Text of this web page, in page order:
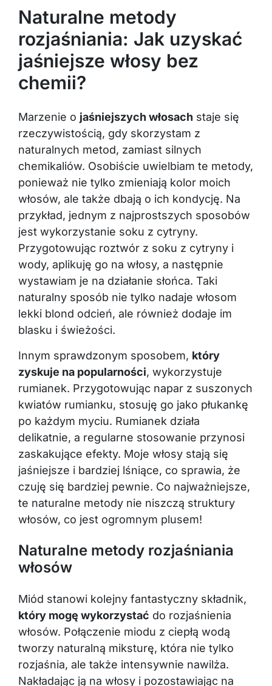
Naturalne metody
rozjaśniania: Jak uzyskać
jaśniejsze włosy bez
chemii?
Marzenie o jaśniejszych włosach staje się
rzeczywistością, gdy skorzystam z
naturalnych metod, zamiast silnych
chemikaliów. Osobiście uwielbiam te metody,
ponieważ nie tylko zmieniają kolor moich
włosów, ale także dbają o ich kondycję. Na
przykład, jednym z najprostszych sposobów
jest wykorzystanie soku z cytryny.
Przygotowując roztwór z soku z cytryny i
wody, aplikuję go na włosy, a następnie
wystawiam je na działanie słońca. Taki
naturalny sposób nie tylko nadaje włosom
lekki blond odcień, ale również dodaje im
blasku i świeżości.
Innym sprawdzonym sposobem, który
zyskuje na popularności, wykorzystuje
rumianek. Przygotowując napar z suszonych
kwiatów rumianku, stosuję go jako płukankę
po każdym myciu. Rumianek działa
delikatnie, a regularne stosowanie przynosi
zaskakujące efekty. Moje włosy stają się
jaśniejsze i bardziej lśniące, co sprawia, że
czuję się bardziej pewnie. Co najważniejsze,
te naturalne metody nie niszczą struktury
włosów, co jest ogromnym plusem!
Naturalne metody rozjaśniania
włosów
Miód stanowi kolejny fantastyczny składnik,
który mogę wykorzystać do rozjaśnienia
włosów. Połączenie miodu z ciepłą wodą
tworzy naturalną miksturę, która nie tylko
rozjaśnia, ale także intensywnie nawilża.
Nakładając ją na włosy i pozostawiając na